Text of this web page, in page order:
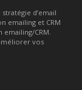
d’email
emailing et CRM
CRM.
vos